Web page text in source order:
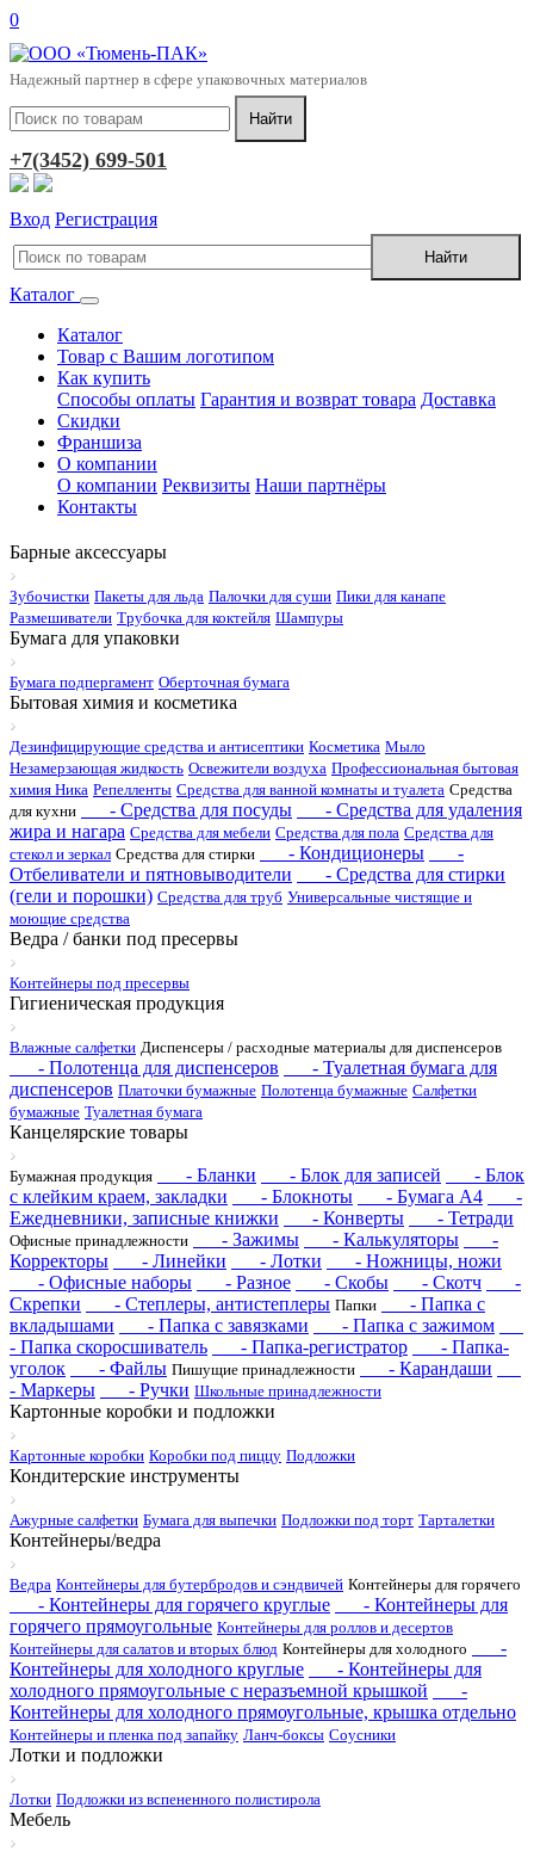
0
Надежный партнер в сфере упаковочных материалов
+7(3452) 699-501
Вход Регистрация
Каталог
Каталог
Товар с Вашим логотипом
Как купить
Способы оплаты Гарантия и возврат товара Доставка
Скидки
Франшиза
О компании
О компании Реквизиты Наши партнёры
Контакты
Барные аксессуары
Зубочистки Пакеты для льда Палочки для суши Пики для канапе
Размешиватели Трубочка для коктейля Шампуры
Бумага для упаковки
Бумага подпергамент Оберточная бумага
Бытовая химия и косметика
Дезинфицирующие средства и антисептики Косметика Мыло
Незамерзающая жидкость Освежители воздуха Профессиональная бытовая
химия Ника Репелленты Средства для ванной комнаты и туалета Средства
для кухни
- Средства для посуды
- Средства для удаления
жира и нагара Средства для мебели Средства для пола Средства для
стекол и зеркал Средства для стирки - Кондиционеры
-
Отбеливатели и пятновыводители
- Средства для стирки
(гели и порошки) Средства для труб Универсальные чистящие и
моющие средства
Ведра / банки под пресервы
Контейнеры под пресервы
Гигиеническая продукция
Влажные салфетки Диспенсеры / расходные материалы для диспенсеров
- Полотенца для диспенсеров
- Туалетная бумага для
диспенсеров Платочки бумажные Полотенца бумажные Салфетки
бумажные Туалетная бумага
Канцелярские товары
Бумажная продукция - Бланки - Блок для записей
- Блок
с клейким краем, закладки
- Блокноты - Бумага А4
-
Ежедневники, записные книжки
- Конверты - Тетради
Офисные принадлежности - Зажимы - Калькуляторы
-
Корректоры
- Линейки - Лотки
- Ножницы, ножи
- Офисные наборы
- Разное - Скобы - Скотч
-
Скрепки
- Степлеры, антистеплеры Папки
- Папка с
вкладышами
- Папка с завязками
- Папка с зажимом
- Папка скоросшиватель
- Папка-регистратор
- Папка-
уголок
- Файлы Пишущие принадлежности
- Карандаши
- Маркеры
- Ручки Школьные принадлежности
Картонные коробки и подложки
Картонные коробки Коробки под пиццу Подложки
Кондитерские инструменты
Ажурные салфетки Бумага для выпечки Подложки под торт Тарталетки
Контейнеры/ведра
Ведра Контейнеры для бутербродов и сэндвичей Контейнеры для горячего
- Контейнеры для горячего круглые
- Контейнеры для
горячего прямоугольные Контейнеры для роллов и десертов
Контейнеры для салатов и вторых блюд Контейнеры для холодного
-
Контейнеры для холодного круглые
- Контейнеры для
холодного прямоугольные с неразъемной крышкой
-
Контейнеры для холодного прямоугольные, крышка отдельно
Контейнеры и пленка под запайку Ланч-боксы Соусники
Лотки и подложки
Лотки Подложки из вспененного полистирола
Мебель